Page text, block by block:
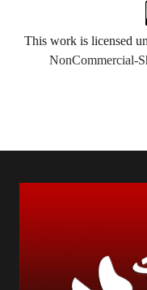
This work is licensed
NonCommercial-